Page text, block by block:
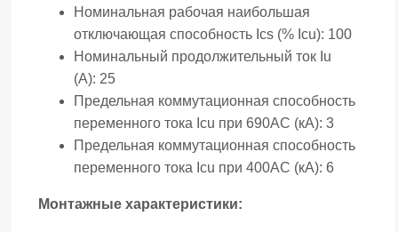
Номинальная рабочая наибольшая
отключающая способность Ics (% Icu): 100
Номинальный продолжительный ток Iu
(А): 25
Предельная коммутационная способность
переменного тока Icu при 690AC (кА): 3
Предельная коммутационная способность
переменного тока Icu при 400АС (кА): 6
Монтажные характеристики: